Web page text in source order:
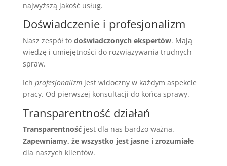
najwyższą jakość usług.
Doświadczenie i profesjonalizm
Nasz zespół to doświadczonych ekspertów. Mają
wiedzę i umiejętności do rozwiązywania trudnych
spraw.
Ich profesjonalizmjest widoczny w każdym aspekcie
pracy. Od pierwszej konsultacji do końca sprawy.
Transparentność działań
Transparentnośćjest dla nas bardzo ważna.
Zapewniamy, że wszystko jest jasne i zrozumiałe
dla naszych klientów.